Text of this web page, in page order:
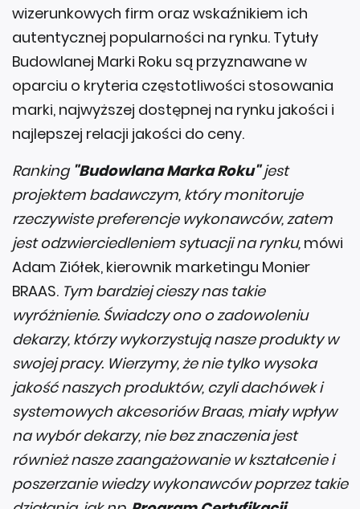
wizerunkowych firm oraz wskaźnikiem ich
autentycznej popularności na rynku. Tytuły
Budowlanej Marki Roku są przyznawane w
oparciu o kryteria częstotliwości stosowania
marki, najwyższej dostępnej na rynku jakości i
najlepszej relacji jakości do ceny.
Ranking "Budowlana Marka Roku"jest
projektem badawczym, który monitoruje
rzeczywiste preferencje wykonawców, zatem
jest odzwierciedleniem sytuacji na rynku, mówi
Adam Ziółek, kierownik marketingu Monier
BRAAS. Tym bardziej cieszy nas takie
wyróżnienie. Świadczy ono o zadowoleniu
dekarzy, którzy wykorzystują nasze produkty w
swojej pracy. Wierzymy, że nie tylko wysoka
jakość naszych produktów, czyli dachówek i
systemowych akcesoriów Braas, miały wpływ
na wybór dekarzy, nie bez znaczenia jest
również nasze zaangażowanie w kształcenie i
poszerzanie wiedzy wykonawców poprzez takie